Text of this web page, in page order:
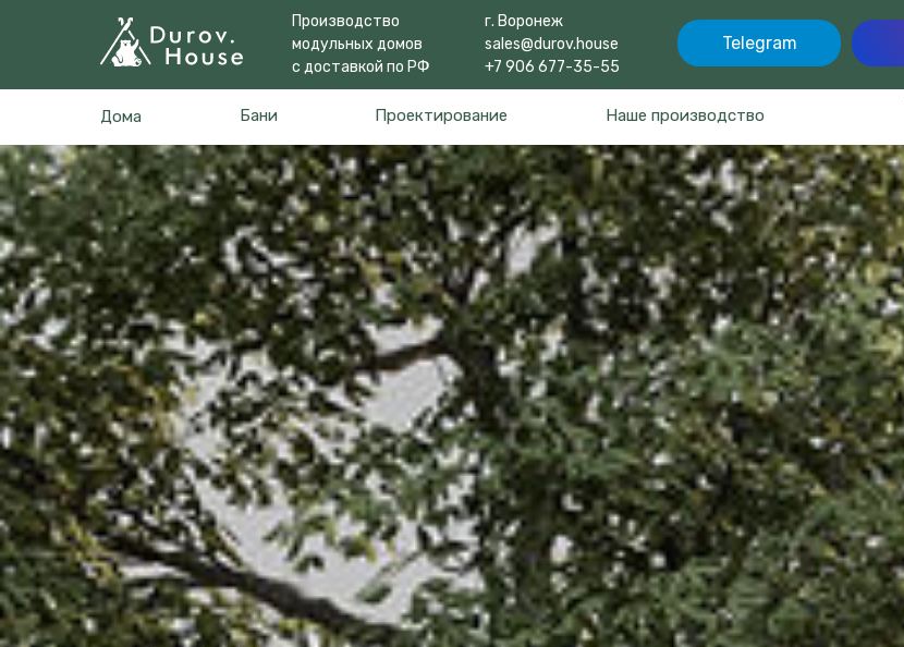
Telegram
Наше производство
Дома Бани Проектирование
Производство
модульных домов
с доставкой по РФ
г. Воронеж
sales@durov.house
+7 906 677-35-55